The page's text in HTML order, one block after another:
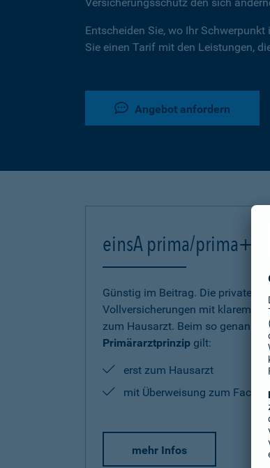
Entscheiden Sie, wo Ihr
Sie einen Tarif mit den Leistungen,
Angebot anfordern
einsA prima/prima+
Günstig im Beitrag. Die privaten
Vollversicherungen mit klarem
zum Hausarzt. Beim so
Primärarztprinzip gilt:
erst zum Hausarzt
mit Überweisung zum
mehr Infos